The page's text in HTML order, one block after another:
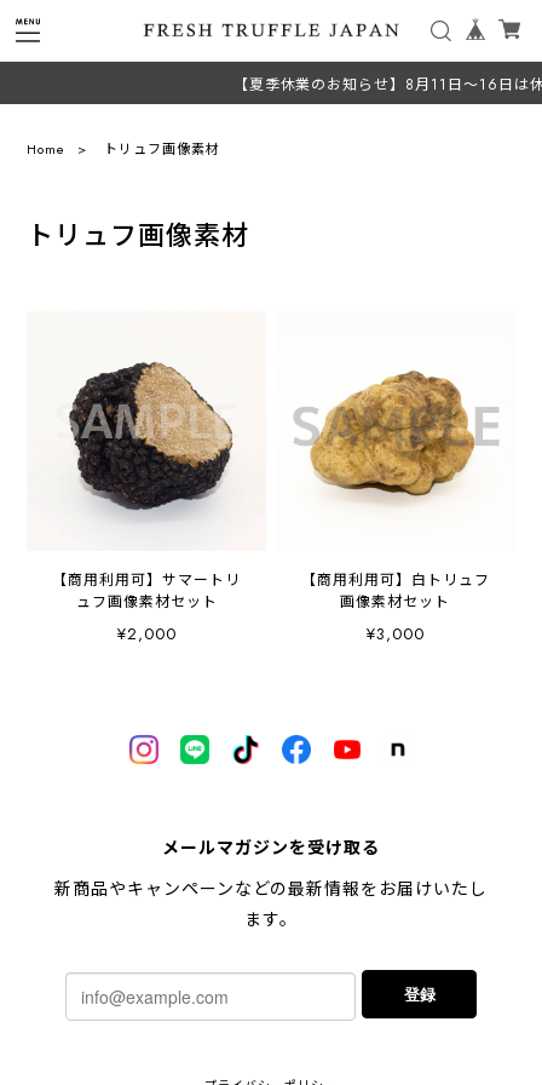
【夏季休業のお知らせ】8月11日～16日は
Home トリュフ画像素材
トリュフ画像素材
【商用利用可】サマートリ
ュフ画像素材セット
¥2,000
【商用利用可】白トリュフ
画像素材セット
¥3,000
メールマガジンを受け取る
新商品やキャンペーンなどの最新情報をお届けいたし
ます。
登録